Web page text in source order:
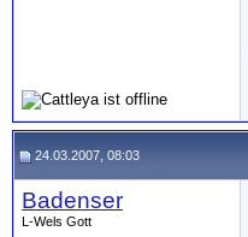
24.03.2007, 08:03
Badenser
L-Wels Gott